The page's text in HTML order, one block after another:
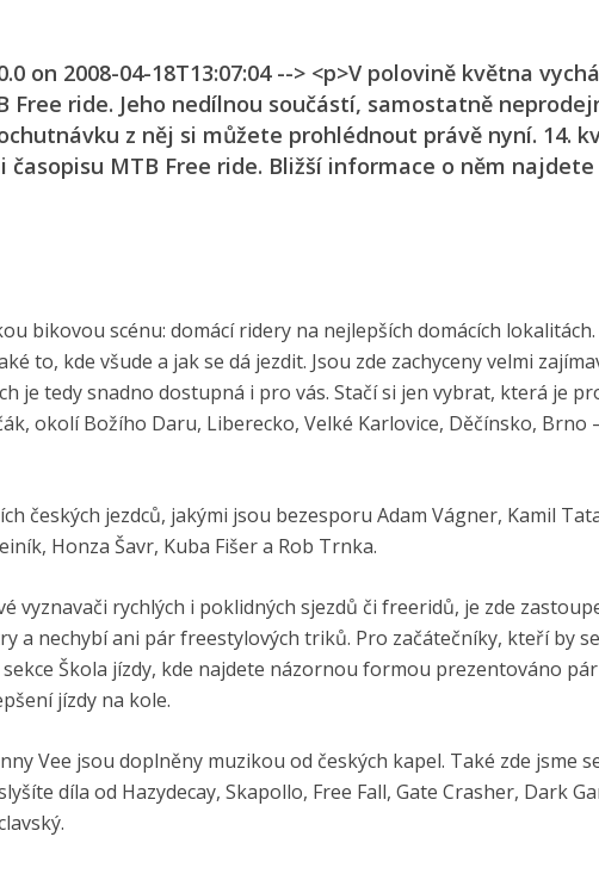
on 2008-04-18T13:07:04 --> <p>V polovině května
Free ride. Jeho nedílnou součástí, samostatně
z něj si můžete prohlédnout právě nyní. 14.
MTB Free ride. Bližší informace o něm najdete
bikovou scénu: domácí ridery na nejlepších domácích lokalitách.
to, kde všude a jak se dá jezdit. Jsou zde zachyceny velmi
je tedy snadno dostupná i pro vás. Stačí si jen vybrat, která je
okolí Božího Daru, Liberecko, Velké Karlovice, Děčínsko, Brno
českých jezdců, jakými jsou bezesporu Adam Vágner, Kamil
Honza Šavr, Kuba Fišer a Rob Trnka.
vyznavači rychlých i poklidných sjezdů či freeridů, je zde
a nechybí ani pár freestylových triků. Pro začátečníky, kteří by
Škola jízdy, kde najdete názornou formou prezentováno pár
jízdy na kole.
Vee jsou doplněny muzikou od českých kapel. Také zde jsme
díla od Hazydecay, Skapollo, Free Fall, Gate Crasher, Dark